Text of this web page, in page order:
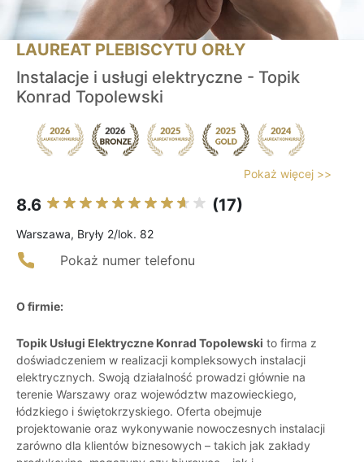
LAUREAT PLEBISCYTU ORŁY
Instalacje i usługi elektryczne - Topik
Konrad Topolewski
Pokaż więcej >>
8.6 (17)
Warszawa, Bryły 2/lok. 82
Pokaż numer telefonu
O firmie:
Topik Usługi Elektryczne Konrad Topolewski to firma z
doświadczeniem w realizacji kompleksowych instalacji
elektrycznych. Swoją działalność prowadzi głównie na
terenie Warszawy oraz województw mazowieckiego,
łódzkiego i świętokrzyskiego. Oferta obejmuje
projektowanie oraz wykonywanie nowoczesnych instalacji
zarówno dla klientów biznesowych – takich jak zakłady